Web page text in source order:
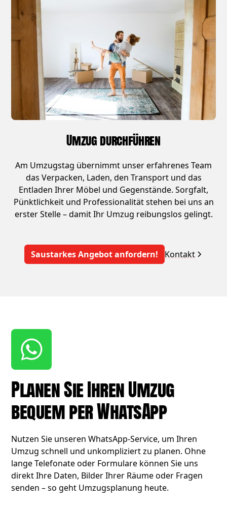
Umzug durchführen
Am Umzugstag übernimmt unser erfahrenes Team
das Verpacken, Laden, den Transport und das
Entladen Ihrer Möbel und Gegenstände. Sorgfalt,
Pünktlichkeit und Professionalität stehen bei uns an
erster Stelle – damit Ihr Umzug reibungslos gelingt.
Saustarkes Angebot anfordern! Kontakt
Planen Sie Ihren Umzug
bequem per WhatsApp
Nutzen Sie unseren WhatsApp-Service, um Ihren
Umzug schnell und unkompliziert zu planen. Ohne
lange Telefonate oder Formulare können Sie uns
direkt Ihre Daten, Bilder Ihrer Räume oder Fragen
senden – so geht Umzugsplanung heute.